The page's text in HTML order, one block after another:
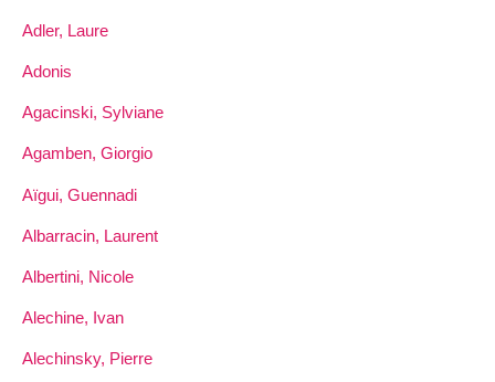
Adler, Laure
Adonis
Agacinski, Sylviane
Agamben, Giorgio
Aïgui, Guennadi
Albarracin, Laurent
Albertini, Nicole
Alechine, Ivan
Alechinsky, Pierre